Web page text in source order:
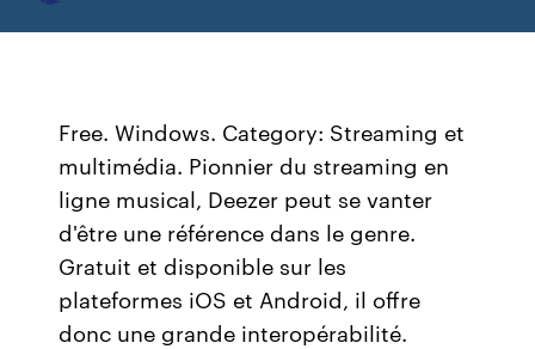
Free. Windows. Category: Streaming et
multimédia. Pionnier du streaming en
ligne musical, Deezer peut se vanter
d'être une référence dans le genre.
Gratuit et disponible sur les
plateformes iOS et Android, il offre
donc une grande interopérabilité.